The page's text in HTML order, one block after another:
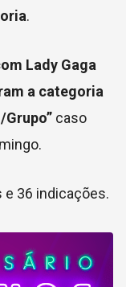
.
Lady Gaga
a categoria
Grupo” caso
e 36 indicações.